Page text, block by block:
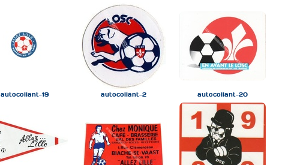
autocollant-19 autocollant-2 autocollant-20